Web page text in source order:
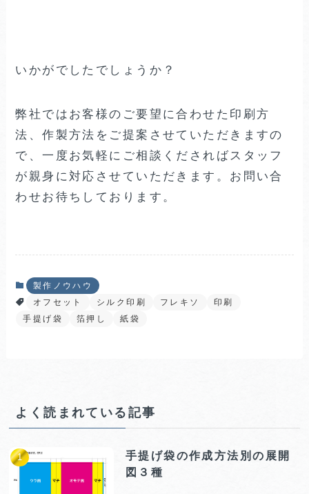
いかがでしたでしょうか？
弊社ではお客様のご要望に合わせた印刷方
法、作製方法をご提案させていただきますの
で、一度お気軽にご相談くださればスタッフ
が親身に対応させていただきます。お問い合
わせお待ちしております。
製作ノウハウ
オフセット
シルク印刷 フレキソ
印刷
手提げ袋
箔押し 紙袋
よく読まれている記事
手提げ袋の作成方法別の展開
図３種